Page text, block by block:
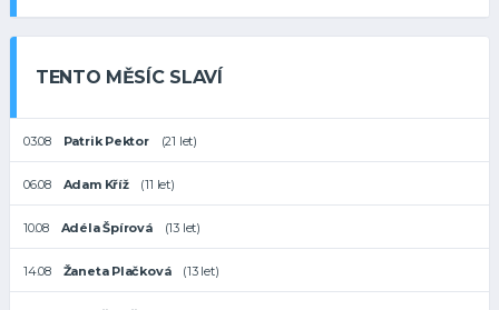
TENTO MĚSÍC SLAVÍ
03.08 Patrik Pektor (21 let)
06.08 Adam Kříž (11 let)
10.08 Adéla Špírová (13 let)
14.08 Žaneta Plačková (13 let)